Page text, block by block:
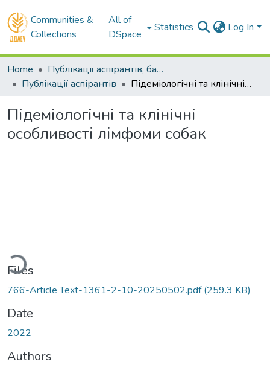
Communities &
Collections
All of
DSpace
Statistics Log In
Home
Публікації аспірантів, бакалаврів, магістрів
Публікації аспірантів
Підеміологічні та клінічні особливості лімфоми собак
Підеміологічні та клінічні
особливості лімфоми собак
Loading...
Files
766-Article Text-1361-2-10-20250502.pdf(259.3 KB)
Date
2022
Authors